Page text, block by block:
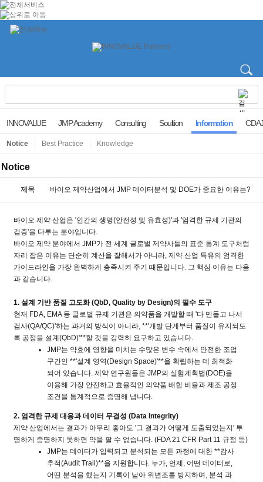
INNOVALUE JMP Academy Consulting Soultion Information
Notice Best Practice Knowledge
Notice
제목 바이오 제약산업에서 JMP 데이터분석 및 DOE가 중요한 이유는?
바이오 제약 산업은 '인간의 생명(안전성 및 유효성)'과 '엄격한 규제 기관의
검증'을 다루는 분야입니다.
바이오 제약 분야에서 JMP가 전 세계 글로벌 제약사들의 표준 통계 도구처럼
자리 잡은 이유는 단순히 계산을 잘해서가 아니라, 제약 산업 특유의 엄격한
가이드라인을 가장 완벽하게 충족시켜 주기 때문입니다. 그 핵심 이유는 다음
과 같습니다.
1. 설계 기반 품질 고도화(QbD, Quality by Design)의 필수 도구
현재 FDA, EMA 등 글로벌 규제 기관은 의약품을 개발할 때 '다 만들고 나서
검사(QA/QC)'하는 과거의 방식이 아니라, **'개발 단계부터 품질이 유지되도
록 공정을 설계 (QbD)'**할 것을 강력히 요구하고 있습니다.
JMP는 약효에 영향을 미치는 수많은 변수 속에서 안전한 조업
구간인 **'설계 영역(Design Space)'**을 확립하는 데 최적화
되어 있습니다. 제약 연구원들은 JMP의 실험계획법(DOE)을
이용해 가장 안전하고 효율적인 의약품 배합 비율과 제조 공정
조건을 통계적으로 증명해 냅니다.
2. 엄격한 규제 대응과 데이터 무결성 (Data Integrity)
제약 산업에서는 결과가 아무리 좋아도 '그 결과가 어떻게 도출되었는지 ' 투
명하게 증명하지 못하면 약을 팔 수 없습니다. (FDA 21 CFR Part 11 규정 등)
JMP는 데이터가 입력되고 분석되는 모든 과정에 대한 **감사
추적(Audit Trail)**을 지원합니다. 누가, 언제 , 어떤 데이터로,
어떤 분석을 했는지 기록이 남아 위변조를 방지하며 , 분석 과